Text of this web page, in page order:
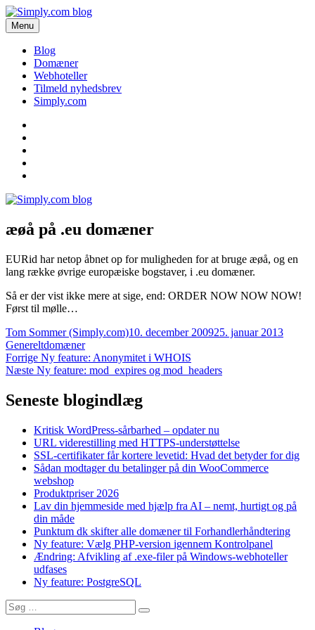
Videre
til
indhold
Simply.com blog
Få de seneste nyheder om domæner og webhoteller her.
Menu
Blog
Domæner
Webhoteller
Tilmeld nyhedsbrev
Simply.com
æøå på .eu domæner
EURid har netop åbnet op for muligheden for at bruge æøå, og en
lang række øvrige europæiske bogstaver, i .eu domæner.
Så er der vist ikke mere at sige, end: ORDER NOW NOW NOW!
Først til mølle…
Forfatter
Tom Sommer (Simply.com)Udgivet
10. december 200925. januar 2013
GenereltTags
domæner
Indlægsnavigation
Forrige Forrige
indlæg:
Ny feature: Anonymitet i WHOIS
Næste Næste
Ny feature: mod_expires og mod_headers
Seneste blogindlæg
Kritisk WordPress-sårbarhed – opdater nu
URL viderestilling med HTTPS-understøttelse
SSL-certifikater får kortere levetid: Hvad det betyder for dig
Sådan modtager du betalinger på din WooCommerce
webshop
Produktpriser 2026
Lav din hjemmeside med hjælp fra AI – nemt, hurtigt og på
din måde
Punktum dk skifter alle domæner til Forhandlerhåndtering
Ny feature: Vælg PHP-version igennem Kontrolpanel
Ændring: Afvikling af .exe-filer på Windows-webhoteller
udfases
Ny feature: PostgreSQL
Søg
efter:
Søg